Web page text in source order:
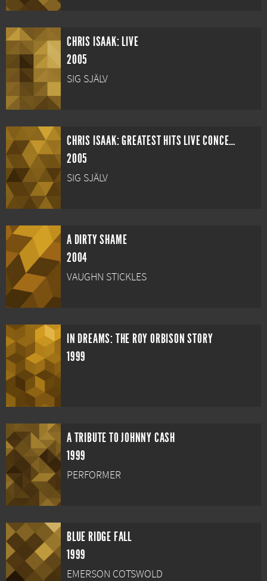
CHRIS ISAAK: LIVE
2005
SIG SJÄLV
CHRIS ISAAK: GREATEST HITS LIVE CONCERT
2005
SIG SJÄLV
A DIRTY SHAME
2004
VAUGHN STICKLES
IN DREAMS: THE ROY ORBISON STORY
1999
A TRIBUTE TO JOHNNY CASH
1999
PERFORMER
BLUE RIDGE FALL
1999
EMERSON COTSWOLD